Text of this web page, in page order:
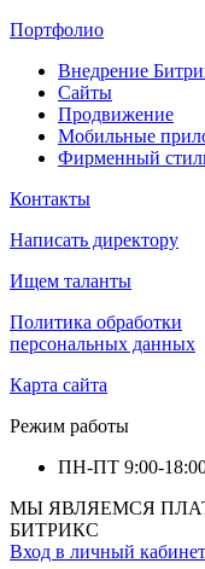
Портфолио
Внедрение
Сайты
Продвижение
Мобильные
Фирменный
Контакты
Написать директору
Ищем таланты
Политика обработки
персональных данных
Карта сайта
Режим работы
ПН-ПТ 9:00-
МЫ ЯВЛЯЕМСЯ
БИТРИКС
Вход в личный кабинет